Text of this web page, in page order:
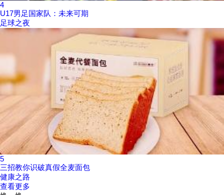
4
U17男足国家队：未来可期
足球之夜
5
三招教你识破真假全麦面包
健康之路
查看更多